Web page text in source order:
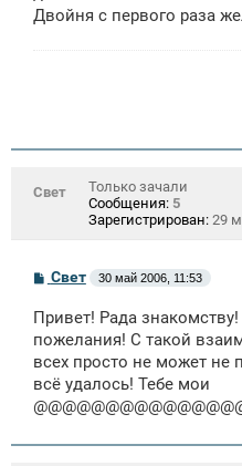
Двойня с первого раза
Свет
Только зачали
Сообщения: 5
Зарегистрирован: 29
С
о
б
щ
н
и
е
Свет 30 май 2006, 11:53
Привет! Рада
пожелания! С такой
всех просто не может не
всё удалось! Тебе мои